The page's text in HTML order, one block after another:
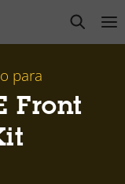
open
para
Front